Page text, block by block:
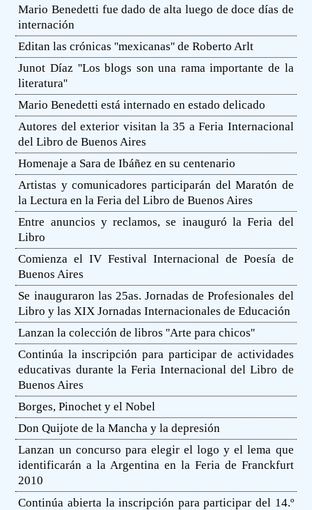
Mario Benedetti fue dado de alta luego de doce días de
internación
Editan las crónicas ''mexicanas'' de Roberto Arlt
Junot Díaz ''Los blogs son una rama importante de la
literatura''
Mario Benedetti está internado en estado delicado
Autores del exterior visitan la 35 a Feria Internacional
del Libro de Buenos Aires
Homenaje a Sara de Ibáñez en su centenario
Artistas y comunicadores participarán del Maratón de
la Lectura en la Feria del Libro de Buenos Aires
Entre anuncios y reclamos, se inauguró la Feria del
Libro
Comienza el IV Festival Internacional de Poesía de
Buenos Aires
Se inauguraron las 25as. Jornadas de Profesionales del
Libro y las XIX Jornadas Internacionales de Educación
Lanzan la colección de libros ''Arte para chicos''
Continúa la inscripción para participar de actividades
educativas durante la Feria Internacional del Libro de
Buenos Aires
Borges, Pinochet y el Nobel
Don Quijote de la Mancha y la depresión
Lanzan un concurso para elegir el logo y el lema que
identificarán a la Argentina en la Feria de Franckfurt
2010
Continúa abierta la inscripción para participar del 14.º